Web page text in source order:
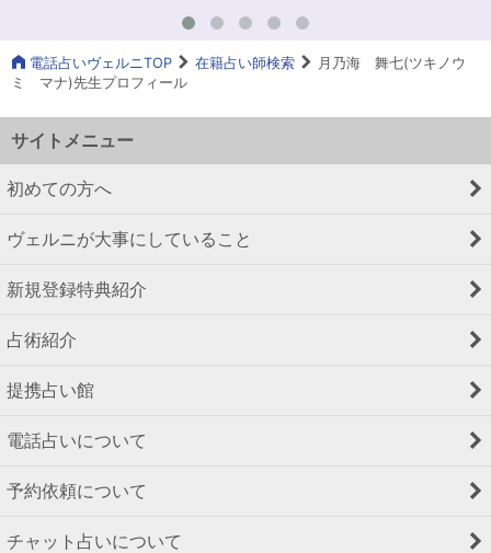
電話占いヴェルニTOP 在籍占い師検索
月乃海 舞七(ツキノウ
ミ マナ)先生プロフィール
サイトメニュー
初めての方へ
ヴェルニが大事にしていること
新規登録特典紹介
占術紹介
提携占い館
電話占いについて
予約依頼について
チャット占いについて